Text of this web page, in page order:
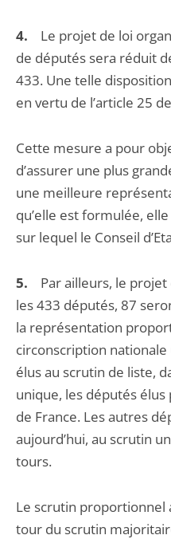
4.
Le projet de loi
de députés sera réduit
433. Une telle
en vertu de l’article 25
Cette mesure a pour
d’assurer une plus
une meilleure
qu’elle est formulée,
sur lequel le Conseil
5.
Par ailleurs, le
les 433 députés, 87
la représentation
circonscription
élus au scrutin de liste,
unique, les députés élus
de France. Les autres
aujourd’hui, au scrutin
tours.
Le scrutin
tour du scrutin